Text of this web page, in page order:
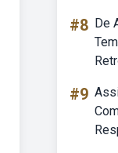
#8 De
#9